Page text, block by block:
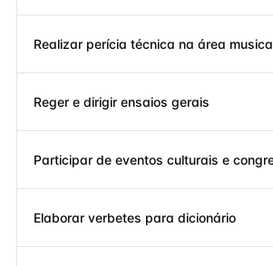
Realizar perícia técnica na área
Reger e dirigir ensaios gerais
Participar de eventos culturais e
Elaborar verbetes para dicionário